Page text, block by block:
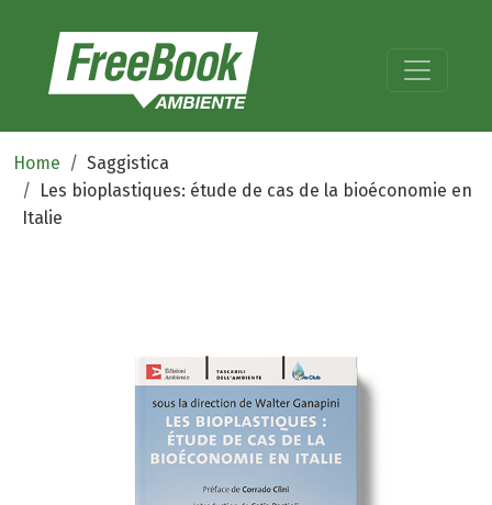
Home
Saggistica
Les bioplastiques: étude de cas de la bioéconomie en
Italie